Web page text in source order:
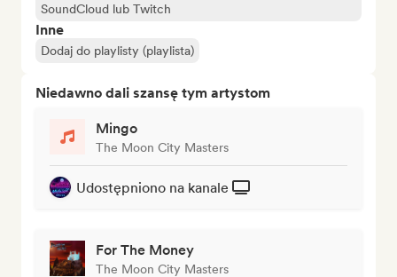
SoundCloud lub Twitch
Inne
Dodaj do playlisty (playlista)
Niedawno dali szansę tym artystom
Mingo
The Moon City Masters
Udostępniono na kanale
For The Money
The Moon City Masters